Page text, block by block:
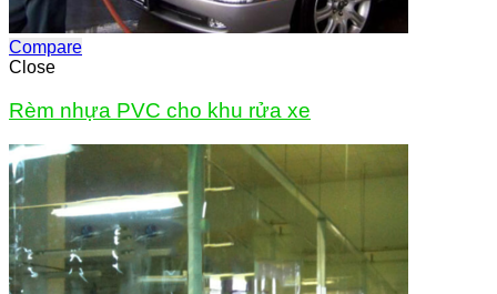
Compare
Close
Rèm nhựa PVC cho khu rửa xe